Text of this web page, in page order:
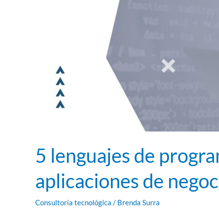
5 lenguajes de
aplicaciones de
Consultoría tecnológica / Brenda Surra